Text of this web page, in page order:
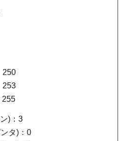
250
253
255
ン)：3
ンタ)：0